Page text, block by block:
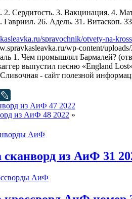
2. Сердитость. 3. Вакцинация. 4.
Гавриил. 26. Адель. 31. Витаскоп.
spravochnik/otvety-na-
wp-content/
1. Чем промышлял Бармалей?
выпустил песню «England
из АиФ 47 2022
из АиФ 48 2022 »
из АиФ 31